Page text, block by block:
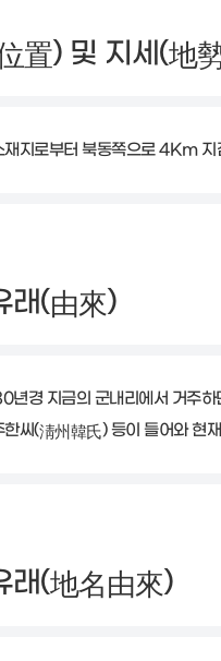
置) 및 지세(地
재지로부터 북동쪽으로 4Km 지
래(由來)
년경 지금의 군내리에서 거주하
한씨(淸州韓氏) 등이 들어와 현
래(地名由來)